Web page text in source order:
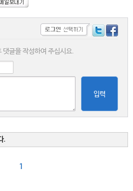
댓글을 작성하여 주십시요.
입력
.
1